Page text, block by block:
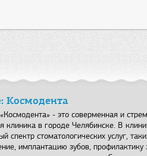
Космодента
- это соверменная и
клиника в городе Челябинске. В
спектр стоматологических услуг,
имплантацию зубов, профилактику